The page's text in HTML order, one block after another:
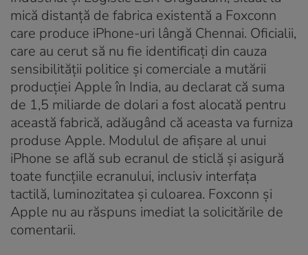
mică distanță de fabrica existentă a Foxconn
care produce iPhone-uri lângă Chennai. Oficialii,
care au cerut să nu fie identificați din cauza
sensibilității politice și comerciale a mutării
producției Apple în India, au declarat că suma
de 1,5 miliarde de dolari a fost alocată pentru
această fabrică, adăugând că aceasta va furniza
produse Apple. Modulul de afișare al unui
iPhone se află sub ecranul de sticlă și asigură
toate funcțiile ecranului, inclusiv interfața
tactilă, luminozitatea și culoarea. Foxconn și
Apple nu au răspuns imediat la solicitările de
comentarii.